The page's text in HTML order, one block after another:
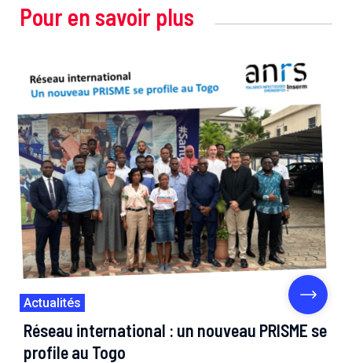
Pour en savoir plus
Actualités
Réseau international : un nouveau PRISME se
profile au Togo